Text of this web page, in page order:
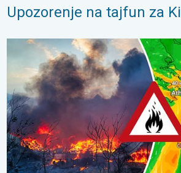
Upozorenje na tajfun za
Olujni vjetar rasplamsava vatru. Vruće i